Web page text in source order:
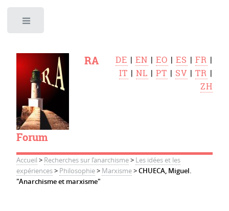
RA
Forum
DE |EN |EO |ES |FR |
IT |NL |PT | SV |TR |
ZH
Accueil > Recherches sur l’anarchisme> Les idées et les
expériences> Philosophie> Marxisme>CHUECA, Miguel.
"Anarchisme et marxisme"